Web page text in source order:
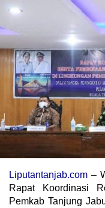
Liputantanjab.com –
Rapat Koordinasi
Pemkab Tanjung